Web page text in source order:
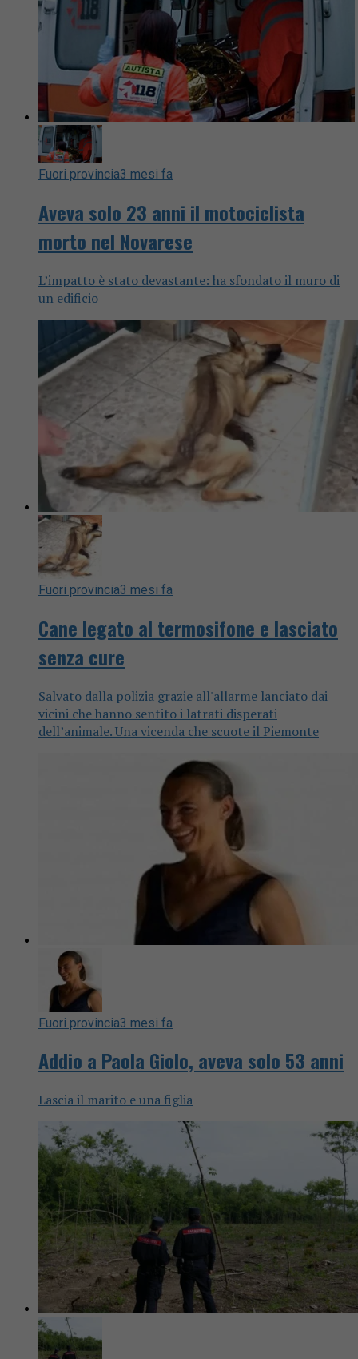
Fuori provincia3 mesi fa
Aveva solo 23 anni il motociclista
morto nel Novarese
L’impatto è stato devastante: ha sfondato il muro di
un edificio
Fuori provincia3 mesi fa
Cane legato al termosifone e lasciato
senza cure
Salvato dalla polizia grazie all'allarme lanciato dai
vicini che hanno sentito i latrati disperati
dell’animale. Una vicenda che scuote il Piemonte
Fuori provincia3 mesi fa
Addio a Paola Giolo, aveva solo 53 anni
Lascia il marito e una figlia